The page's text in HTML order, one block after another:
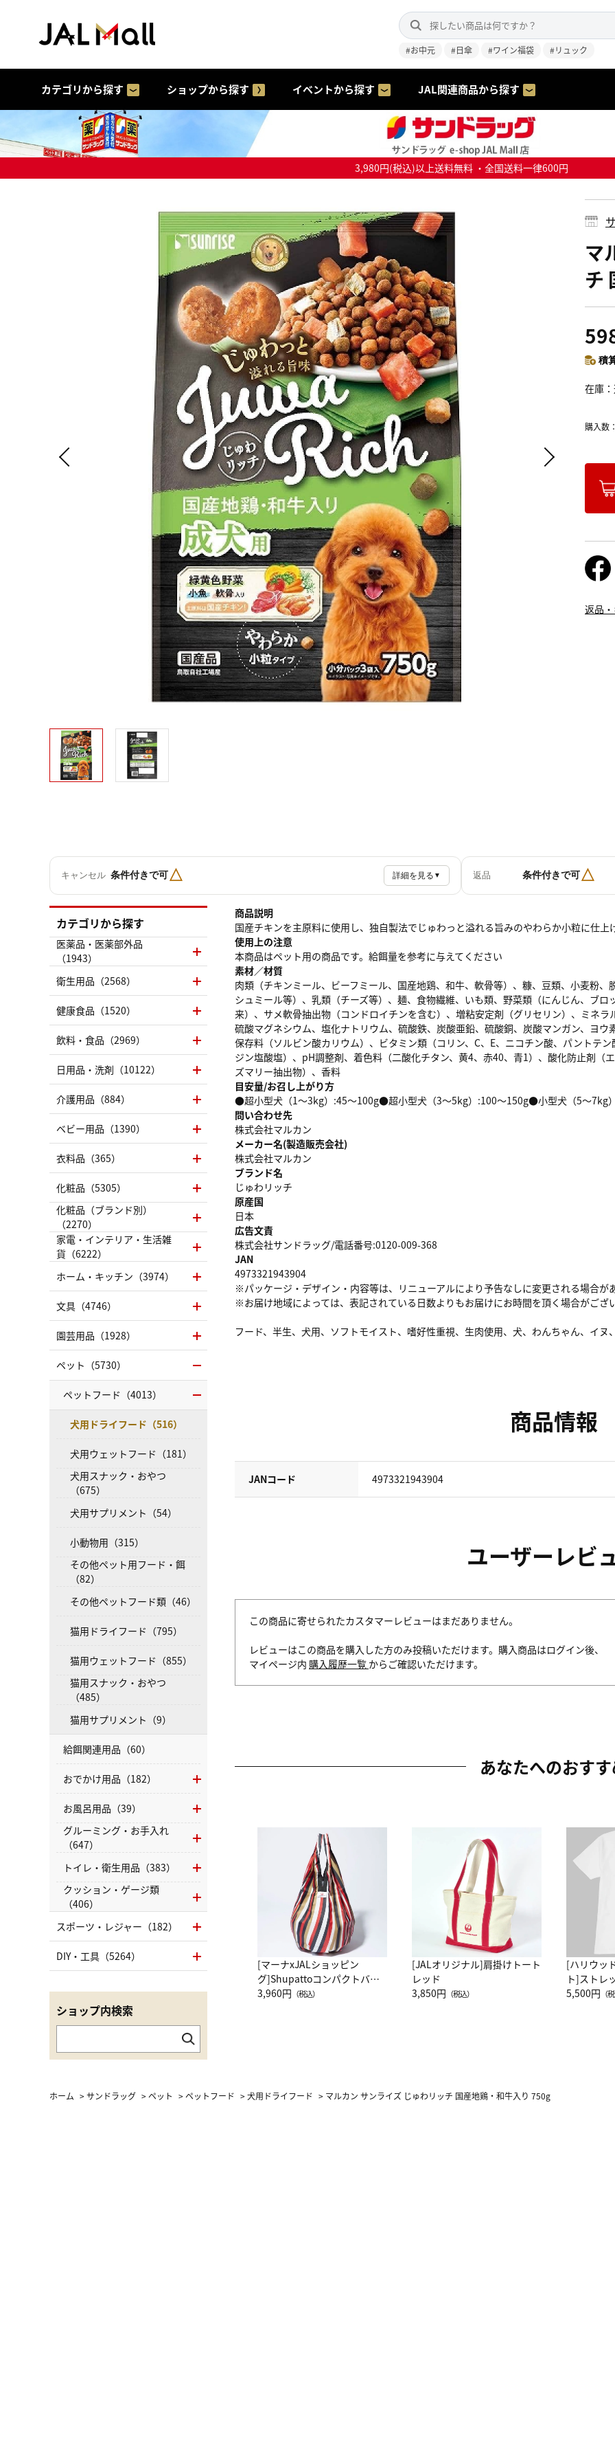
#お中元 #日傘 #ワイン福袋 #リュック
カテゴリから探す ショップから探す イベントから探す JAL関連商品から探す
3,980円(税込)以上送料無料 ・全国送料一律600円
マ
チ
積
在庫
購入数：
返品
キャンセル 条件付きで可△ 詳細を見る ▼ 返品 条件付きで可△
商品説明
国産チキンを主原料に使用し、独自製法でじゅわっと溢れる旨みのやわらか小粒に仕上
使用上の注意
本商品はペット用の商品です。給餌量を参考に与えてください
素材／材質
肉類（チキンミール、ビーフミール、国産地鶏、和牛、軟骨等）、糠、豆類、小麦粉
シュミール等）、乳類（チーズ等）、麺、食物繊維、いも類、野菜類（にんじん、ブ
来）、サメ軟骨抽出物（コンドロイチンを含む）、増粘安定剤（グリセリン）、ミネラ
硫酸マグネシウム、塩化ナトリウム、硫酸鉄、炭酸亜鉛、硫酸銅、炭酸マンガン、ヨウ
保存料（ソルビン酸カリウム）、ビタミン類（コリン、C、E、ニコチン酸、パントテ
ジン塩酸塩）、pH調整剤、着色料（二酸化チタン、黄4、赤40、青1）、酸化防止剤（
ズマリー抽出物）、香料
目安量/お召し上がり方
●超小型犬（1～3kg）:45～100g●超小型犬（3～5kg）:100～150g●小型犬（5～7kg
問い合わせ先
株式会社マルカン
メーカー名(製造販売会社)
株式会社マルカン
ブランド名
じゅわリッチ
原産国
日本
広告文責
株式会社サンドラッグ/電話番号:0120-009-368
JAN
4973321943904
※パッケージ・デザイン・内容等は、リニューアルにより予告なしに変更される場合が
※お届け地域によっては、表記されている日数よりもお届けにお時間を頂く場合がござい
フード、半生、犬用、ソフトモイスト、嗜好性重視、生肉使用、犬、わんちゃん、イヌ
商品情報
JANコード 4973321943904
ユーザーレビ
この商品に寄せられたカスタマーレビューはまだありません。
レビューはこの商品を購入した方のみ投稿いただけます。購入商品はログイン後、
マイページ内 購入履歴一覧 からご確認いただけます。
あなたへのおす
[マーナxJALショッピン
グ]Shupattoコンパクトバッ
グ Drop JAL客室乗務員
3,960円 （税込）
[JALオリジナル]肩掛けトート
レッド
3,850円 （税込）
[ハリウッ
ト]ストレ
ーネック別
5,500円 （
カテゴリから探す
医薬品・医薬部外品
（1943）
衛生用品（2568）
健康食品（1520）
飲料・食品（2969）
日用品・洗剤（10122）
介護用品（884）
ベビー用品（1390）
衣料品（365）
化粧品（5305）
化粧品（ブランド別）
（2270）
家電・インテリア・生活雑
貨（6222）
ホーム・キッチン（3974）
文具（4746）
園芸用品（1928）
ペット（5730）
ペットフード（4013）
犬用ドライフード（516）
犬用ウェットフード（181）
犬用スナック・おやつ
（675）
犬用サプリメント（54）
小動物用（315）
その他ペット用フード・餌
（82）
その他ペットフード類（46）
猫用ドライフード（795）
猫用ウェットフード（855）
猫用スナック・おやつ
（485）
猫用サプリメント（9）
給餌関連用品（60）
おでかけ用品（182）
お風呂用品（39）
グルーミング・お手入れ
（647）
トイレ・衛生用品（383）
クッション・ゲージ類
（406）
スポーツ・レジャー（182）
DIY・工具（5264）
ショップ内検索
ホーム >サンドラッグ >ペット >ペットフード >犬用ドライフード > マルカン サンライズ じゅわリッチ 国産地鶏・和牛入り 750g